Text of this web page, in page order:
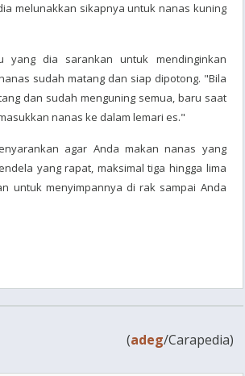
melunakkan sikapnya untuk nanas kuning
yang dia sarankan untuk mendinginkan
sudah matang dan siap dipotong. "Bila
dan sudah menguning semua, baru saat
nanas ke dalam lemari es."
agar Anda makan nanas yang
yang rapat, maksimal tiga hingga lima
untuk menyimpannya di rak sampai Anda
(adeg/Carapedia)